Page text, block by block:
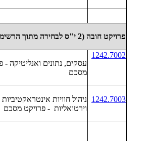
פרויקט חובה (2 י"ס לבחירה מתוך הרשימה) בחירה 1 מתוך 2
1242.7002
עסקים, נתונים ואנליטיקה -
מסכם
1242.7003 ניהול חוויות
וירטואליות - פרויקט מסכם